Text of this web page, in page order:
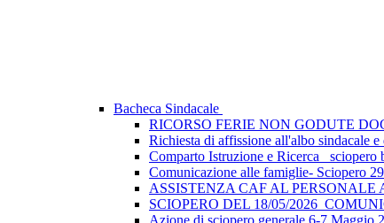
Bacheca Sindacale
RICORSO FERIE NON GODUTE
Richiesta di affissione all'albo sindacale
Comparto Istruzione e Ricerca_
Comunicazione alle famiglie- Sciopero
ASSISTENZA CAF AL PERSONALE
SCIOPERO DEL 18/05/